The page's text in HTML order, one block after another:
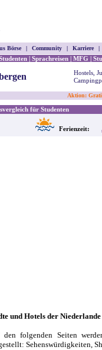
Börse | Community | Karriere |
| Sprachreisen | MFG |
Hostels,
Aktion:
für Studenten
Ferienzeit:
und Hotels der Niederlande
folgenden Seiten
Sehenswürdigkeiten,